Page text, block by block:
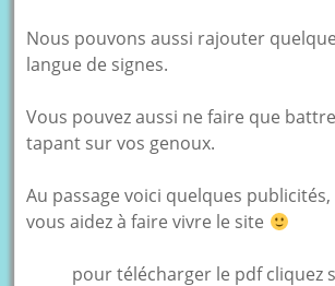
Nous pouvons aussi rajouter
langue de signes.
Vous pouvez aussi ne faire que
tapant sur vos genoux.
Au passage voici quelques
vous aidez à faire vivre le site
pour télécharger le pdf cliquez